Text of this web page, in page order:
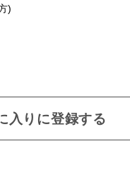
)
入りに登録する